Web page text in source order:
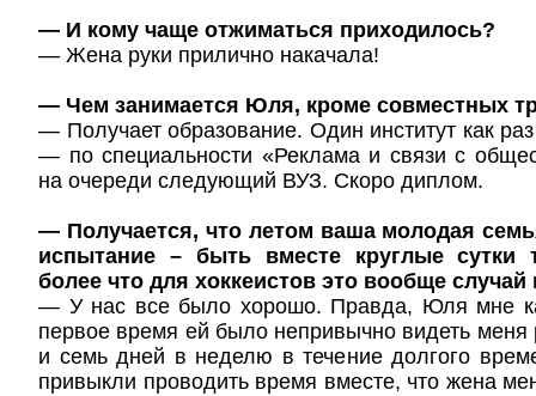
— И кому чаще отжиматься приходилось?
— Жена руки прилично накачала!
— Чем занимается Юля, кроме совместных
— Получает образование. Один институт как
— по специальности «Реклама и связи с
на очереди следующий ВУЗ. Скоро диплом.
— Получается, что летом ваша молодая
испытание – быть вместе круглые сутки
более что для хоккеистов это вообще случай
— У нас все было хорошо. Правда, Юля мне
первое время ей было непривычно видеть меня
и семь дней в неделю в течение долгого
привыкли проводить время вместе, что жена